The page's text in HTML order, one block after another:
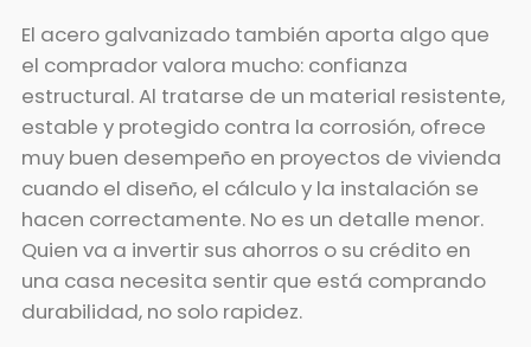
El acero galvanizado también aporta algo que
el comprador valora mucho: confianza
estructural. Al tratarse de un material resistente,
estable y protegido contra la corrosión, ofrece
muy buen desempeño en proyectos de vivienda
cuando el diseño, el cálculo y la instalación se
hacen correctamente. No es un detalle menor.
Quien va a invertir sus ahorros o su crédito en
una casa necesita sentir que está comprando
durabilidad, no solo rapidez.